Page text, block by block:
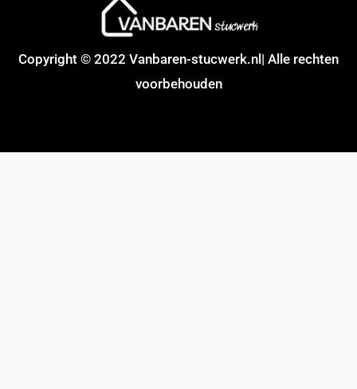
Copyright © 2022 Vanbaren-stucwerk.nl| Alle rechten
voorbehouden